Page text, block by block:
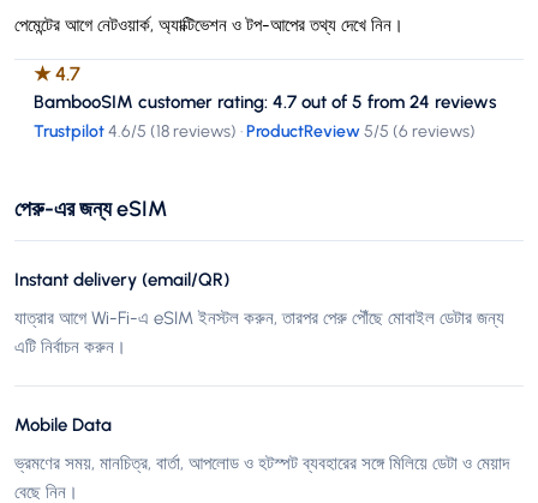
পেমেন্টের আগে নেটওয়ার্ক, অ্যাক্টিভেশন ও টপ-আপের তথ্য দেখে নিন।
★4.7
BambooSIM customer rating: 4.7 out of 5 from 24 reviews
Trustpilot4.6/5 (18 reviews) ·ProductReview5/5 (6 reviews)
পেরু-এর জন্য eSIM
Instant delivery (email/QR)
যাত্রার আগে Wi-Fi-এ eSIM ইনস্টল করুন, তারপর পেরু পৌঁছে মোবাইল ডেটার জন্য
এটি নির্বাচন করুন।
Mobile Data
ভ্রমণের সময়, মানচিত্র, বার্তা, আপলোড ও হটস্পট ব্যবহারের সঙ্গে মিলিয়ে ডেটা ও মেয়াদ
বেছে নিন।